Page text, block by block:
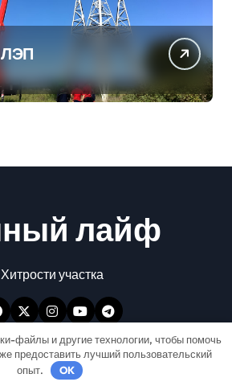
ЛЭП
лайф
Хитрости участка
файлы и другие технологии, чтобы помочь
предоставить лучший пользовательский
опыт.
OK